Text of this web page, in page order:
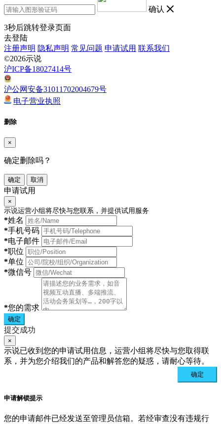
确认
3秒后跳转登录页面
去登陆
注册声明 隐私声明 常见问题 申请试用 联系我们
©2026示说
沪ICP备18027414号
沪公网安备31011702004679号
电子营业执照
删除
×
确定删除吗？
确定 取消
申请试用
×
示说运营小组将尽快与您联系，并提供试用服务
*姓名
*手机号码
*电子邮件
*职位
*单位
*微信号
*您的需求
确定
提交成功
×
示说已收到您的申请试用信息，运营小组将尽快与您取得联
系，并为您介绍我们的产品和解答您的疑惑，请耐心等待。
确定
申请解锁提示
您的申请邮件已经发送至管理员信箱。若经审查没有违规行